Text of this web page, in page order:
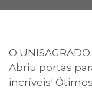
O
Abriu portas
incríveis!